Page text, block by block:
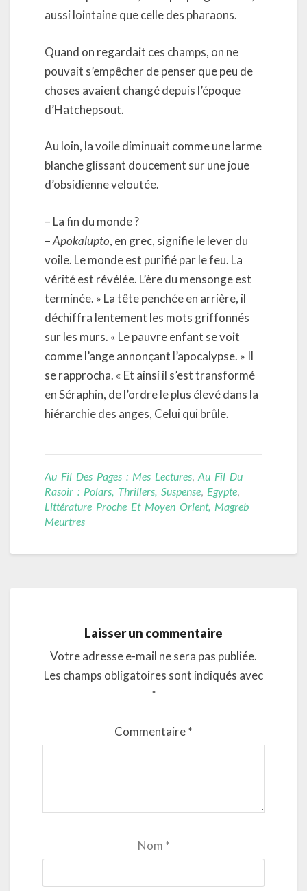
aussi lointaine que celle des pharaons.
Quand on regardait ces champs, on ne
pouvait s’empêcher de penser que peu de
choses avaient changé depuis l’époque
d’Hatchepsout.
Au loin, la voile diminuait comme une larme
blanche glissant doucement sur une joue
d’obsidienne veloutée.
– La fin du monde ?
–Apokalupto, en grec, signifie le lever du
voile. Le monde est purifié par le feu. La
vérité est révélée. L’ère du mensonge est
terminée. » La tête penchée en arrière, il
déchiffra lentement les mots griffonnés
sur les murs. « Le pauvre enfant se voit
comme l’ange annonçant l’apocalypse. » Il
se rapprocha. « Et ainsi il s’est transformé
en Séraphin, de l’ordre le plus élevé dans la
hiérarchie des anges, Celui qui brûle.
Au Fil Des Pages : Mes Lectures, Au Fil Du
Rasoir : Polars, Thrillers, Suspense, Egypte,
Littérature Proche Et Moyen Orient, Magreb
Meurtres
Laisser un commentaire
Votre adresse e-mail ne sera pas publiée.
Les champs obligatoires sont indiqués avec
*
Commentaire*
Nom *